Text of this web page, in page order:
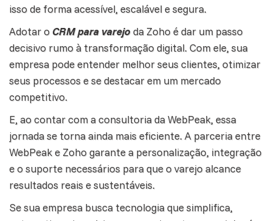
isso de forma acessível, escalável e segura.
Adotar o CRM para varejoda Zoho é dar um passo
decisivo rumo à transformação digital. Com ele, sua
empresa pode entender melhor seus clientes, otimizar
seus processos e se destacar em um mercado
competitivo.
E, ao contar com aconsultoriada WebPeak, essa
jornada se torna ainda mais eficiente. A parceria entre
WebPeak e Zoho garante a personalização, integração
e o suporte necessários para que o varejo alcance
resultados reais e sustentáveis.
Se sua empresa busca tecnologia que simplifica,